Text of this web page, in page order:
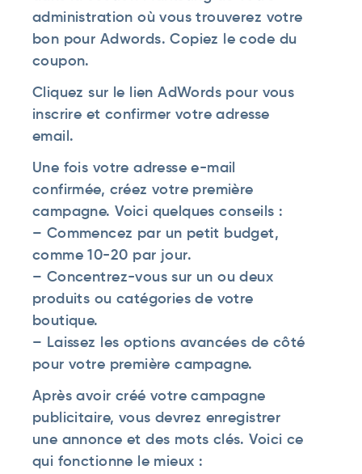
administration où vous trouverez votre
bon pour Adwords. Copiez le code du
coupon.
Cliquez sur le lien AdWords pour vous
inscrire et confirmer votre adresse
email.
Une fois votre adresse e-mail
confirmée, créez votre première
campagne. Voici quelques conseils :
– Commencez par un petit budget,
comme 10-20 par jour.
– Concentrez-vous sur un ou deux
produits ou catégories de votre
boutique.
– Laissez les options avancées de côté
pour votre première campagne.
Après avoir créé votre campagne
publicitaire, vous devrez enregistrer
une annonce et des mots clés. Voici ce
qui fonctionne le mieux :